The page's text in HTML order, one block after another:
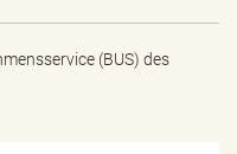
(BUS) des